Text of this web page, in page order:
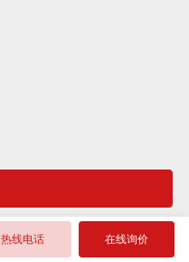
热线电话 在线询价